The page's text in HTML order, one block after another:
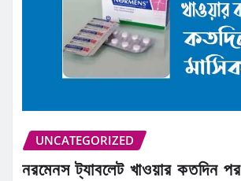
UNCATEGORIZED
নরমেনস ট্যাবলেট খাওয়ার কতদিন